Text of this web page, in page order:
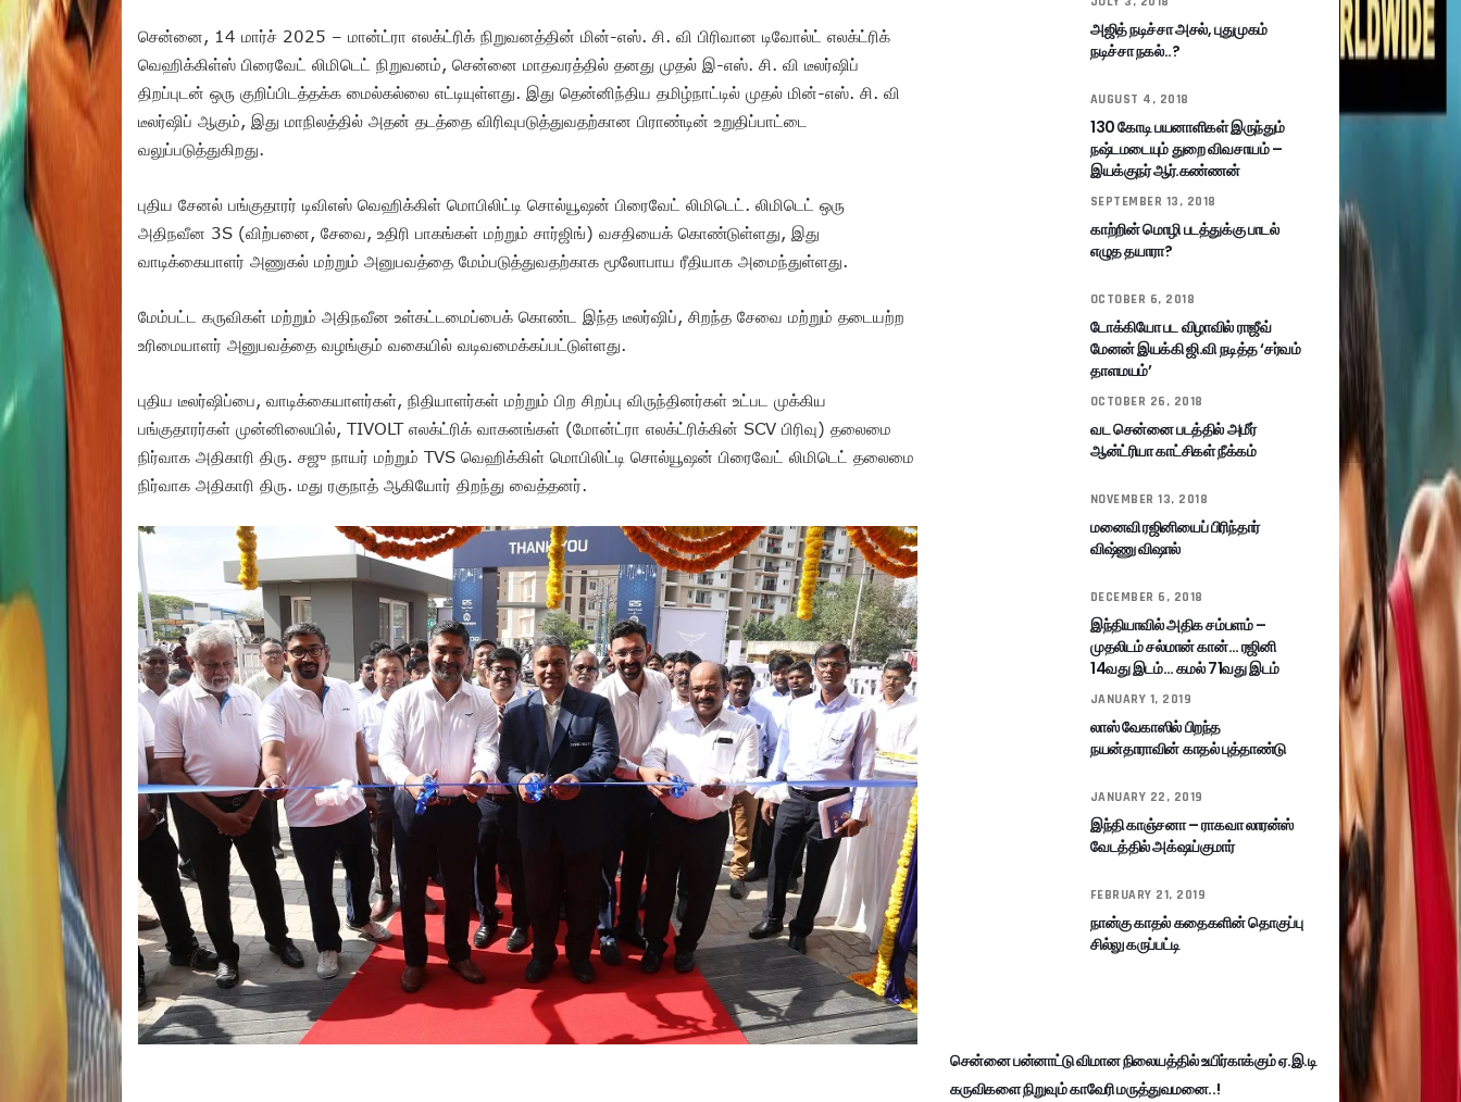
சென்னை, 14 மார்ச் 2025 – மான்ட்ரா எலக்ட்ரிக் நிறுவனத்தின் மின்-எஸ். சி. வி பிரிவான டிவோல்ட் எலக்ட்ரிக்
வெஹிக்கிள்ஸ் பிரைவேட் லிமிடெட் நிறுவனம், சென்னை மாதவரத்தில் தனது முதல் இ-எஸ். சி. வி டீலர்ஷிப்
திறப்புடன் ஒரு குறிப்பிடத்தக்க மைல்கல்லை எட்டியுள்ளது. இது தென்னிந்திய தமிழ்நாட்டில் முதல் மின்-எஸ். சி. வி
டீலர்ஷிப் ஆகும், இது மாநிலத்தில் அதன் தடத்தை விரிவுபடுத்துவதற்கான பிராண்டின் உறுதிப்பாட்டை
வலுப்படுத்துகிறது.
புதிய சேனல் பங்குதாரர் டிவிஎஸ் வெஹிக்கிள் மொபிலிட்டி சொல்யூஷன் பிரைவேட் லிமிடெட். லிமிடெட் ஒரு
அதிநவீன 3S (விற்பனை, சேவை, உதிரி பாகங்கள் மற்றும் சார்ஜிங்) வசதியைக் கொண்டுள்ளது, இது
வாடிக்கையாளர் அணுகல் மற்றும் அனுபவத்தை மேம்படுத்துவதற்காக மூலோபாய ரீதியாக அமைந்துள்ளது.
மேம்பட்ட கருவிகள் மற்றும் அதிநவீன உள்கட்டமைப்பைக் கொண்ட இந்த டீலர்ஷிப், சிறந்த சேவை மற்றும் தடையற்ற
உரிமையாளர் அனுபவத்தை வழங்கும் வகையில் வடிவமைக்கப்பட்டுள்ளது.
புதிய டீலர்ஷிப்பை, வாடிக்கையாளர்கள், நிதியாளர்கள் மற்றும் பிற சிறப்பு விருந்தினர்கள் உட்பட முக்கிய
பங்குதாரர்கள் முன்னிலையில், TIVOLT எலக்ட்ரிக் வாகனங்கள் (மோன்ட்ரா எலக்ட்ரிக்கின் SCV பிரிவு) தலைமை
நிர்வாக அதிகாரி திரு. சஜு நாயர் மற்றும் TVS வெஹிக்கிள் மொபிலிட்டி சொல்யூஷன் பிரைவேட் லிமிடெட் தலைமை
நிர்வாக அதிகாரி திரு. மது ரகுநாத் ஆகியோர் திறந்து வைத்தனர்.
அஜித் நடிச்சா அசல், புதுமுகம்
நடிச்சா நகல்..?
AUGUST 4, 2018
130 கோடி பயனாளிகள் இருந்தும்
நஷ்டமடையும் துறை விவசாயம் –
இயக்குநர் ஆர்.கண்ணன்
SEPTEMBER 13, 2018
காற்றின் மொழி படத்துக்கு பாடல்
எழுத தயாரா?
OCTOBER 6, 2018
டோக்கியோ பட விழாவில் ராஜீவ்
மேனன் இயக்கி ஜி.வி நடித்த ‘சர்வம்
தாளமயம்’
OCTOBER 26, 2018
வட சென்னை படத்தில் அமீர்
ஆன்ட்ரியா காட்சிகள் நீக்கம்
NOVEMBER 13, 2018
மனைவி ரஜினியைப் பிரிந்தார்
விஷ்ணு விஷால்
DECEMBER 6, 2018
இந்தியாவில் அதிக சம்பளம் –
முதலிடம் சல்மான் கான்… ரஜினி
14வது இடம்… கமல் 71வது இடம்
JANUARY 1, 2019
லாஸ் வேகாஸில் பிறந்த
நயன்தாராவின் காதல் புத்தாண்டு
JANUARY 22, 2019
இந்தி காஞ்சனா – ராகவா லாரன்ஸ்
வேடத்தில் அக்‌ஷய்குமார்
FEBRUARY 21, 2019
நான்கு காதல் கதைகளின் தொகுப்பு
சில்லு கருப்பட்டி
சென்னை பன்னாட்டு விமான நிலையத்தில் உயிர்காக்கும் ஏ.இ.டி
கருவிகளை நிறுவும் காவேரி மருத்துவமனை..!